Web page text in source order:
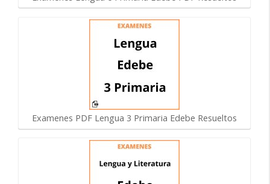
Examenes PDF Lengua 3 Primaria Edebe Resueltos